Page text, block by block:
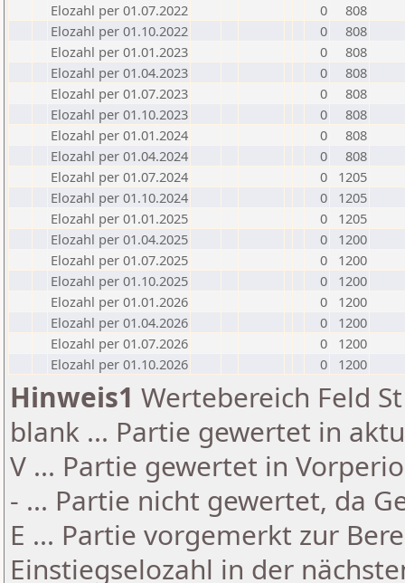
Elozahl per 01.07.2022
0
808
Elozahl per 01.10.2022
0
808
Elozahl per 01.01.2023
0
808
Elozahl per 01.04.2023
0
808
Elozahl per 01.07.2023
0
808
Elozahl per 01.10.2023
0
808
Elozahl per 01.01.2024
0
808
Elozahl per 01.04.2024
0
808
Elozahl per 01.07.2024
0
1205
Elozahl per 01.10.2024
0
1205
Elozahl per 01.01.2025
0
1205
Elozahl per 01.04.2025
0
1200
Elozahl per 01.07.2025
0
1200
Elozahl per 01.10.2025
0
1200
Elozahl per 01.01.2026
0
1200
Elozahl per 01.04.2026
0
1200
Elozahl per 01.07.2026
0
1200
Elozahl per 01.10.2026
0 1200
Hinweis1 Wertebereich Feld
blank ... Partie gewertet in
V ... Partie gewertet in
- ... Partie nicht gewertet, da
E ... Partie vorgemerkt zur
Einstiegselozahl in der